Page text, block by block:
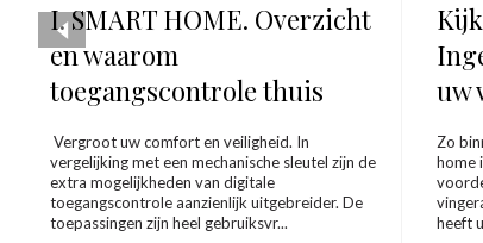
I. SMART HOME. Overzicht
en waarom
toegangscontrole thuis
Vergroot uw comfort en veiligheid. In
vergelijking met een mechanische sleutel zijn de
extra mogelijkheden van digitale
toegangscontrole aanzienlijk uitgebreider. De
toepassingen zijn heel gebruiksvr...
uw
Zo
home
heeft